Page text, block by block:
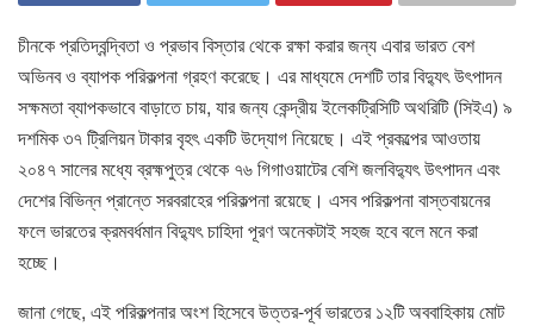
চীনকে প্রতিদ্বন্দ্বিতা ও প্রভাব বিস্তার থেকে রক্ষা করার জন্য এবার ভারত বেশ
অভিনব ও ব্যাপক পরিকল্পনা গ্রহণ করেছে। এর মাধ্যমে দেশটি তার বিদ্যুৎ উৎপাদন
সক্ষমতা ব্যাপকভাবে বাড়াতে চায়, যার জন্য কেন্দ্রীয় ইলেকট্রিসিটি অথরিটি (সিইএ) ৯
দশমিক ৩৭ ট্রিলিয়ন টাকার বৃহৎ একটি উদ্যোগ নিয়েছে। এই প্রকল্পের আওতায়
২০৪৭ সালের মধ্যে ব্রহ্মপুত্র থেকে ৭৬ গিগাওয়াটের বেশি জলবিদ্যুৎ উৎপাদন এবং
দেশের বিভিন্ন প্রান্তে সরবরাহের পরিকল্পনা রয়েছে। এসব পরিকল্পনা বাস্তবায়নের
ফলে ভারতের ক্রমবর্ধমান বিদ্যুৎ চাহিদা পূরণ অনেকটাই সহজ হবে বলে মনে করা
হচ্ছে।
জানা গেছে, এই পরিকল্পনার অংশ হিসেবে উত্তর-পূর্ব ভারতের ১২টি অববাহিকায় মোট